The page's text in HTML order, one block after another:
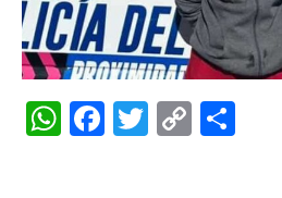
W F T C